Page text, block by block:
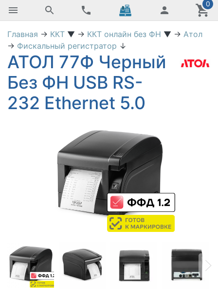
0
Главная → ККТ ▼ → ККТ онлайн без ФН ▼ → Атол
→ Фискальный регистратор ↓
АТОЛ 77Ф Черный
Без ФН USB RS-
232 Ethernet 5.0